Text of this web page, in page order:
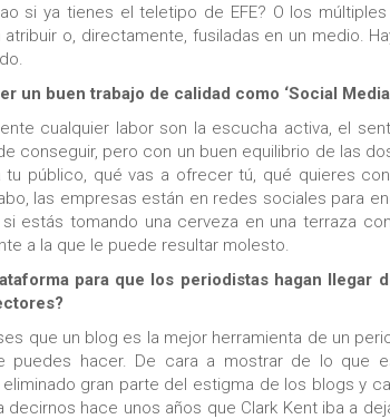
si ya tienes el teletipo de EFE? O los
o, directamente, fusiladas en un medio.
un buen trabajo de calidad como ‘Social Media
cualquier labor son la escucha activa, el
conseguir, pero con un buen equilibrio de las
público, qué vas a ofrecer tú, qué quieres
las empresas están en redes sociales para
estás tomando una cerveza en una terraza
a la que le puede resultar molesto.
para que los periodistas hagan llegar
que un blog es la mejor herramienta de un
puedes hacer. De cara a mostrar de lo que
gran parte del estigma de los blogs y
hace unos años que Clark Kent iba a